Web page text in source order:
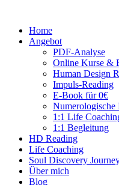
Home
Angebot
PDF-Analyse
Online Kurse &
Human Design
Impuls-Reading
E-Book für 0€
Numerologische
1:1 Life
1:1 Begleitung
HD Reading
Life Coaching
Soul Discovery
Über mich
Blog